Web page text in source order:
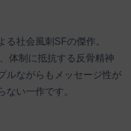
る社会風刺SFの傑作。
体制に抵抗する反骨精神
ルながらもメッセージ性が
ない一作です。